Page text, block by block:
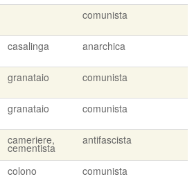
comunista
casalinga anarchica
granataio comunista
granataio comunista
cameriere,
cementista
antifascista
colono comunista